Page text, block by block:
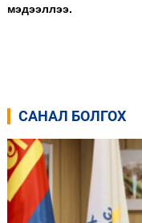
мэдээллээ.
САНАЛ БОЛГОХ